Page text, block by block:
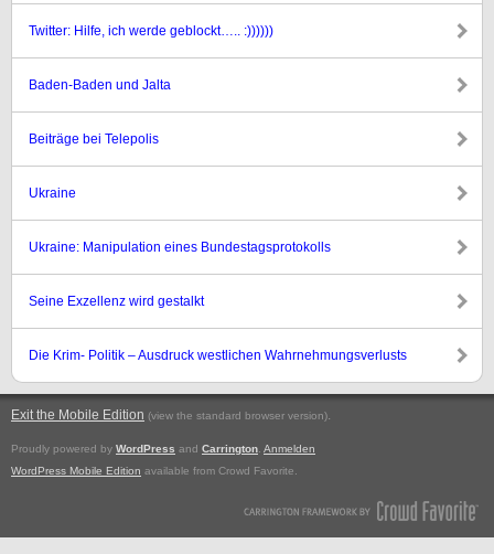
Twitter: Hilfe, ich werde geblockt….. :))))))
Baden-Baden und Jalta
Beiträge bei Telepolis
Ukraine
Ukraine: Manipulation eines Bundestagsprotokolls
Seine Exzellenz wird gestalkt
Die Krim- Politik – Ausdruck westlichen Wahrnehmungsverlusts
Exit the Mobile Edition (view the standard browser version).
Proudly powered by WordPress and Carrington Anmelden
WordPress Mobile Edition available from Crowd Favorite.